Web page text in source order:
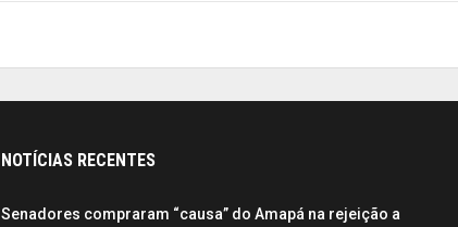
NOTÍCIAS RECENTES
Senadores compraram “causa” do Amapá na rejeição a